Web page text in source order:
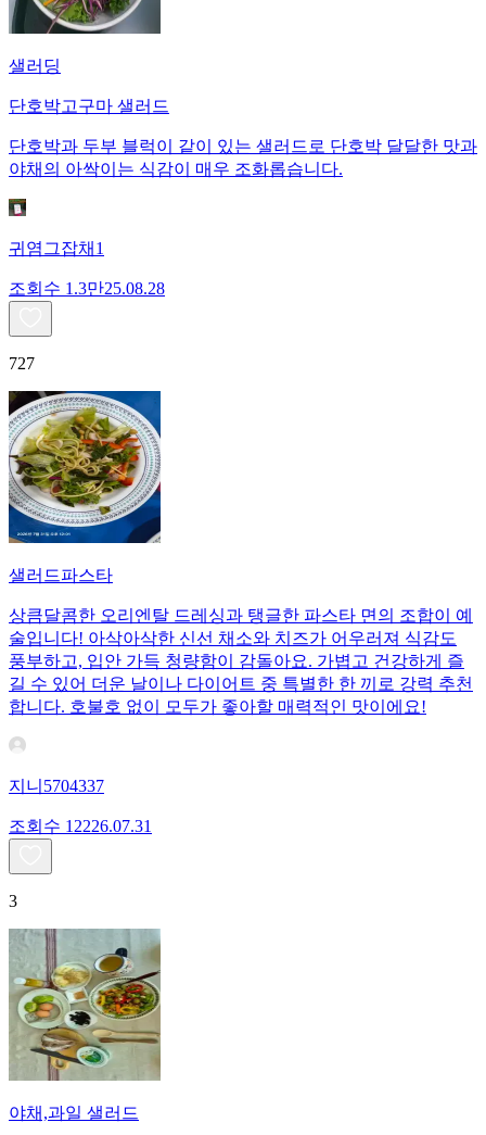
샐러딩
단호박고구마 샐러드
단호박과 두부 블럭이 같이 있는 샐러드로 단호박 달달한 맛과
야채의 아싹이는 식감이 매우 조화롭습니다.
귀염그잡채1
조회수 1.3만25.08.28
727
샐러드파스타
상큼달콤한 오리엔탈 드레싱과 탱글한 파스타 면의 조합이 예
술입니다! 아삭아삭한 신선 채소와 치즈가 어우러져 식감도
풍부하고, 입안 가득 청량함이 감돌아요. 가볍고 건강하게 즐
길 수 있어 더운 날이나 다이어트 중 특별한 한 끼로 강력 추천
합니다. 호불호 없이 모두가 좋아할 매력적인 맛이에요!
지니5704337
조회수 12226.07.31
3
야채,과일 샐러드